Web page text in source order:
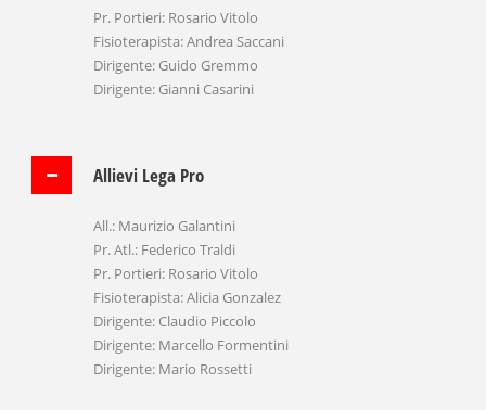
Pr. Portieri: Rosario Vitolo
Fisioterapista: Andrea Saccani
Dirigente: Guido Gremmo
Dirigente: Gianni Casarini
Allievi Lega Pro
All.: Maurizio Galantini
Pr. Atl.: Federico Traldi
Pr. Portieri: Rosario Vitolo
Fisioterapista: Alicia Gonzalez
Dirigente: Claudio Piccolo
Dirigente: Marcello Formentini
Dirigente: Mario Rossetti